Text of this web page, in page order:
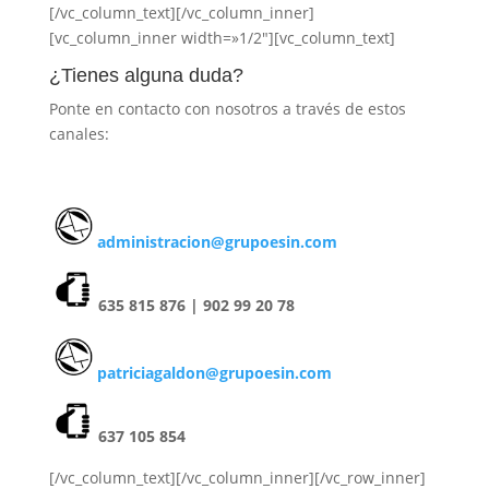
[/vc_column_text][/vc_column_inner]
[vc_column_inner width=»1/2″][vc_column_text]
¿Tienes alguna duda?
Ponte en contacto con nosotros a través de estos
canales:
administracion@grupoesin.com
635 815 876 | 902 99 20 78
patriciagaldon@grupoesin.com
637 105 854
[/vc_column_text][/vc_column_inner][/vc_row_inner]